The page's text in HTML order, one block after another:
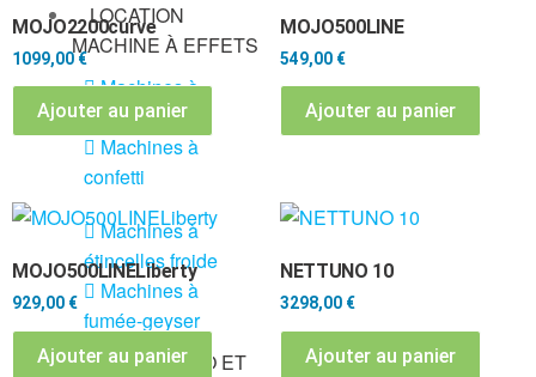
LOCATION
MACHINE À EFFETS
Machines à
brouillard
Machines à
confetti
Machines à
étincelles froide
Machines à
fumée-geyser
VENTE SONO ET
MOJO2200curve
1099,00€
Ajouter au panier
MOJO500LINE
549,00 €
Ajouter au panier
MOJO500LINELiberty
929,00 €
Ajouter au panier
NETTUNO 10
3298,00 €
Ajouter au panier